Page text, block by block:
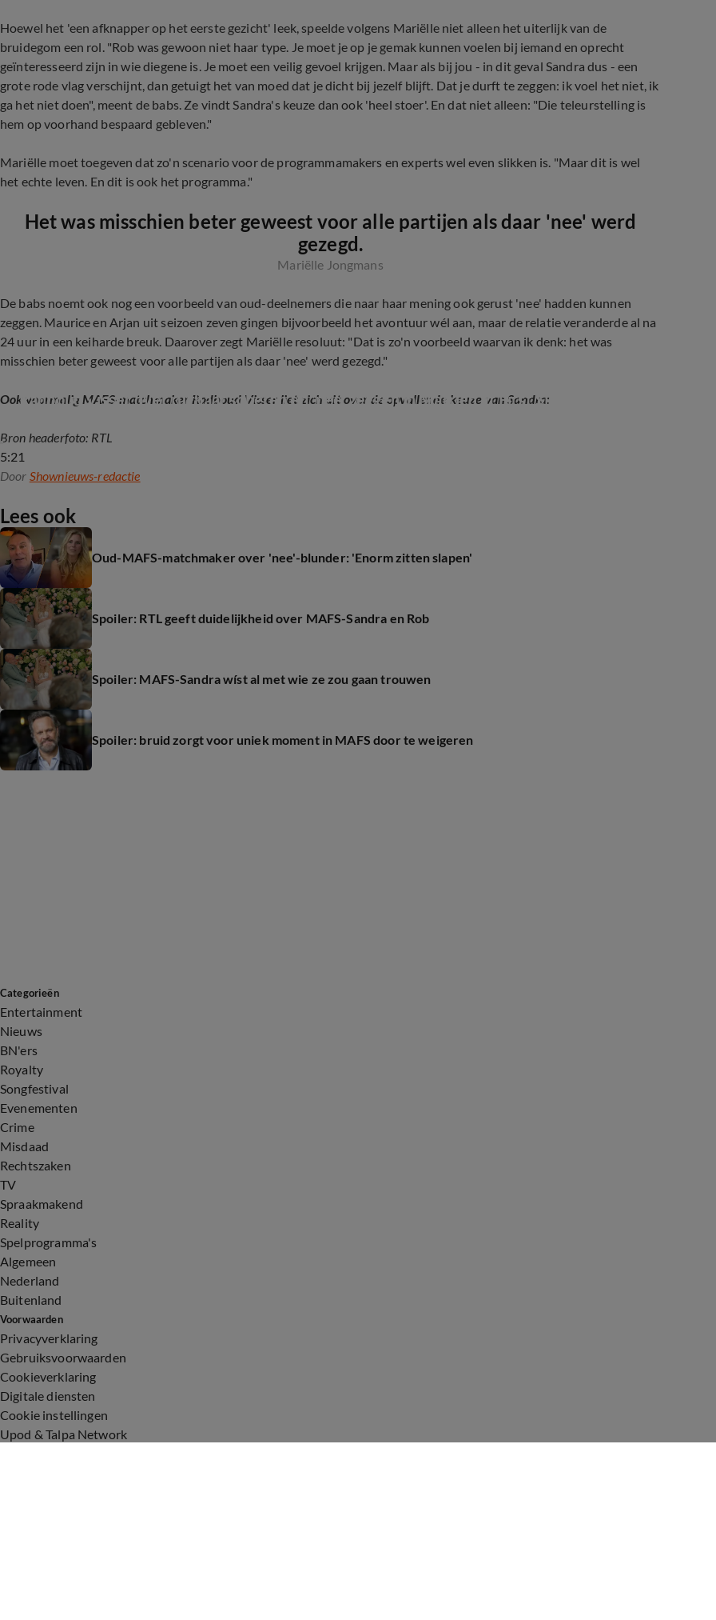
Hoewel het 'een afknapper op het eerste gezicht' leek, speelde volgens Mariëlle niet alleen het uiterlijk van de
bruidegom een rol. "Rob was gewoon niet haar type. Je moet je op je gemak kunnen voelen bij iemand en oprecht
geïnteresseerd zijn in wie diegene is. Je moet een veilig gevoel krijgen. Maar als bij jou - in dit geval Sandra dus - een
grote rode vlag verschijnt, dan getuigt het van moed dat je dicht bij jezelf blijft. Dat je durft te zeggen: ik voel het niet, ik
ga het niet doen", meent de babs. Ze vindt Sandra's keuze dan ook 'heel stoer'. En dat niet alleen: "Die teleurstelling is
hem op voorhand bespaard gebleven."
Mariëlle moet toegeven dat zo'n scenario voor de programmamakers en experts wel even slikken is. "Maar dit is wel
het echte leven. En dit is ook het programma."
Het was misschien beter geweest voor alle partijen als daar 'nee' werd
gezegd.
Mariëlle Jongmans
De babs noemt ook nog een voorbeeld van oud-deelnemers die naar haar mening ook gerust 'nee' hadden kunnen
zeggen. Maurice en Arjan uit seizoen zeven gingen bijvoorbeeld het avontuur wél aan, maar de relatie veranderde al na
24 uur in een keiharde breuk. Daarover zegt Mariëlle resoluut: "Dat is zo'n voorbeeld waarvan ik denk: het was
misschien beter geweest voor alle partijen als daar 'nee' werd gezegd."
Ook voormalig MAFS-matchmaker Radboud Visser liet zich uit over de opvallende keuze van Sandra:
5:21
Radboud Visser over rughaar scheren en 'nee' zeggen in Married at First Sight
Bron headerfoto: RTL
Door Shownieuws-redactie
Lees ook
Oud-MAFS-matchmaker over 'nee'-blunder: 'Enorm zitten slapen'
Spoiler: RTL geeft duidelijkheid over MAFS-Sandra en Rob
Spoiler: MAFS-Sandra wíst al met wie ze zou gaan trouwen
Spoiler: bruid zorgt voor uniek moment in MAFS door te weigeren
Categorieën
Entertainment
Nieuws
BN'ers
Royalty
Songfestival
Evenementen
Crime
Misdaad
Rechtszaken
TV
Spraakmakend
Reality
Spelprogramma's
Algemeen
Nederland
Buitenland
Voorwaarden
Privacyverklaring
Gebruiksvoorwaarden
Cookieverklaring
Digitale diensten
Cookie instellingen
Upod & Talpa Network